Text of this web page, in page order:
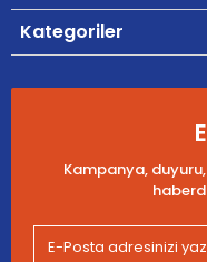
Kategoriler
Kampanya,